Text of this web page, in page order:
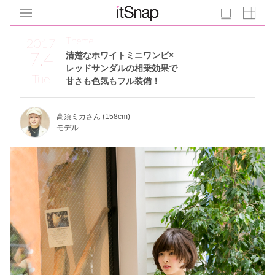
2017
7.4
Tue
清楚なホワイトミニワンピ×
レッドサンダルの相乗効果で
甘さも色気もフル装備！
Theme
高須ミカさん (158cm)
モデル